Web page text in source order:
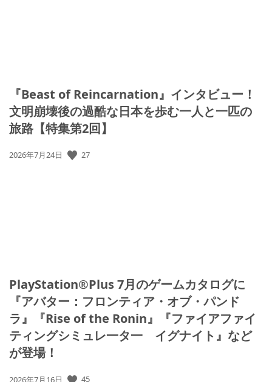
『Beast of Reincarnation』インタビュー！
文明崩壊後の過酷な日本を歩む一人と一匹の
旅路【特集第2回】
公
2026年7月24日 27
PlayStation®Plus 7月のゲームカタログに
『アバター：フロンティア・オブ・パンド
ラ』『Rise of the Ronin』『ファイアファイ
ティングシミュレ一タ一 イグナイト』など
が登場！
公
2026年7月16日 45